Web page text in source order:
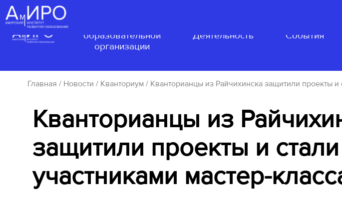
образовательной
организации
Деятельность События
Главная / Новости / Кванториум / Кванторианцы из Райчихинска защитили проекты и
Кванторианцы из
защитили проекты и стали
участниками мастер-